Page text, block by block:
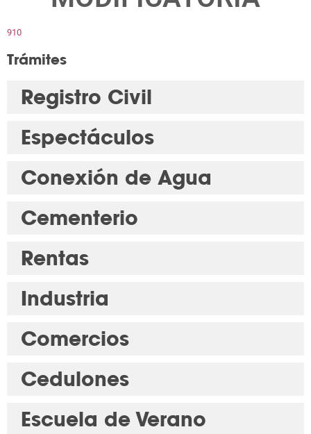
910
Trámites
Registro Civil
Espectáculos
Conexión de Agua
Cementerio
Rentas
Industria
Comercios
Cedulones
Escuela de Verano